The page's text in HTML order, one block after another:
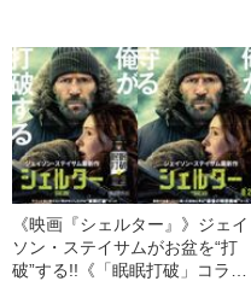
《映画『シェルター』》ジェイ
ソン・ステイサムがお盆を“打
破”する!!《「眠眠打破」コラ